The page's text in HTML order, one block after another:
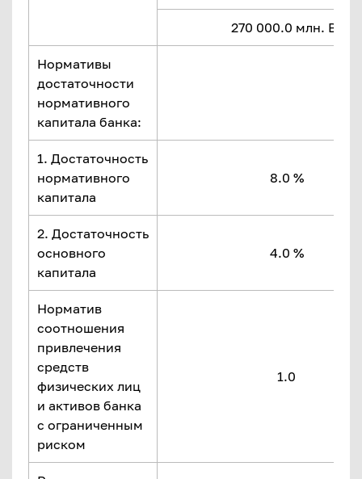
270 000.0 млн. Br
Нормативы
достаточности
нормативного
капитала банка:
1. Достаточность
нормативного
капитала
8.0 %
2. Достаточность
основного
капитала
4.0 %
Норматив
соотношения
привлечения
средств
физических лиц
и активов банка
с ограниченным
риском
1.0